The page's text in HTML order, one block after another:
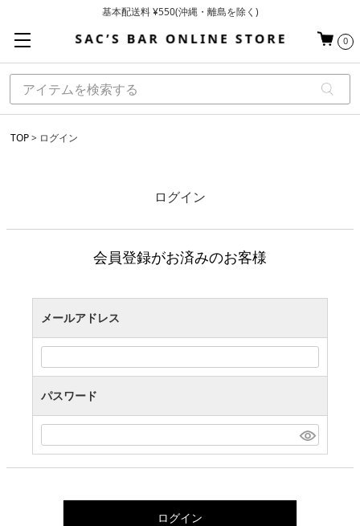
基本配送料 ¥550(沖縄・離島を除く)
お買い上げ合計¥3,980以上で送料無料
0
TOP ログイン
ログイン
会員登録がお済みのお客様
メールアドレス
パスワード
ログイン